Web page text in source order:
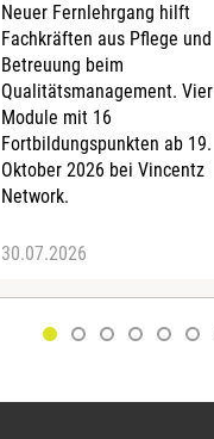
Neuer Fernlehrgang hilft
Fachkräften aus Pflege und
Betreuung beim
Qualitätsmanagement. Vier
Module mit 16
Fortbildungspunkten ab 19.
Oktober 2026 bei Vincentz
Network.
30.07.2026